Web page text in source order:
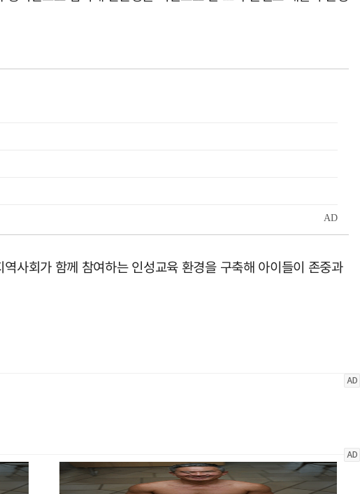
사회가 함께 참여하는 인성교육 환경을 구축해 아이들이 존중과